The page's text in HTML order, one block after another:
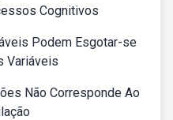
Cognitivos
Podem Esgotar-se
Variáveis
Não Corresponde Ao